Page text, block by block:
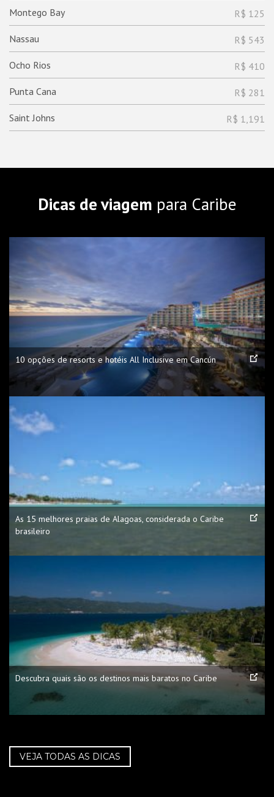
R$ 125
Montego Bay
R$ 543
Nassau
R$ 410
Ocho Rios
R$ 281
Punta Cana
R$ 1,191
Saint Johns
Dicas de viagem para Caribe
10 opções de resorts e hotéis All Inclusive em Cancún
As 15 melhores praias de Alagoas, considerada o Caribe
brasileiro
Descubra quais são os destinos mais baratos no Caribe
VEJA TODAS AS DICAS